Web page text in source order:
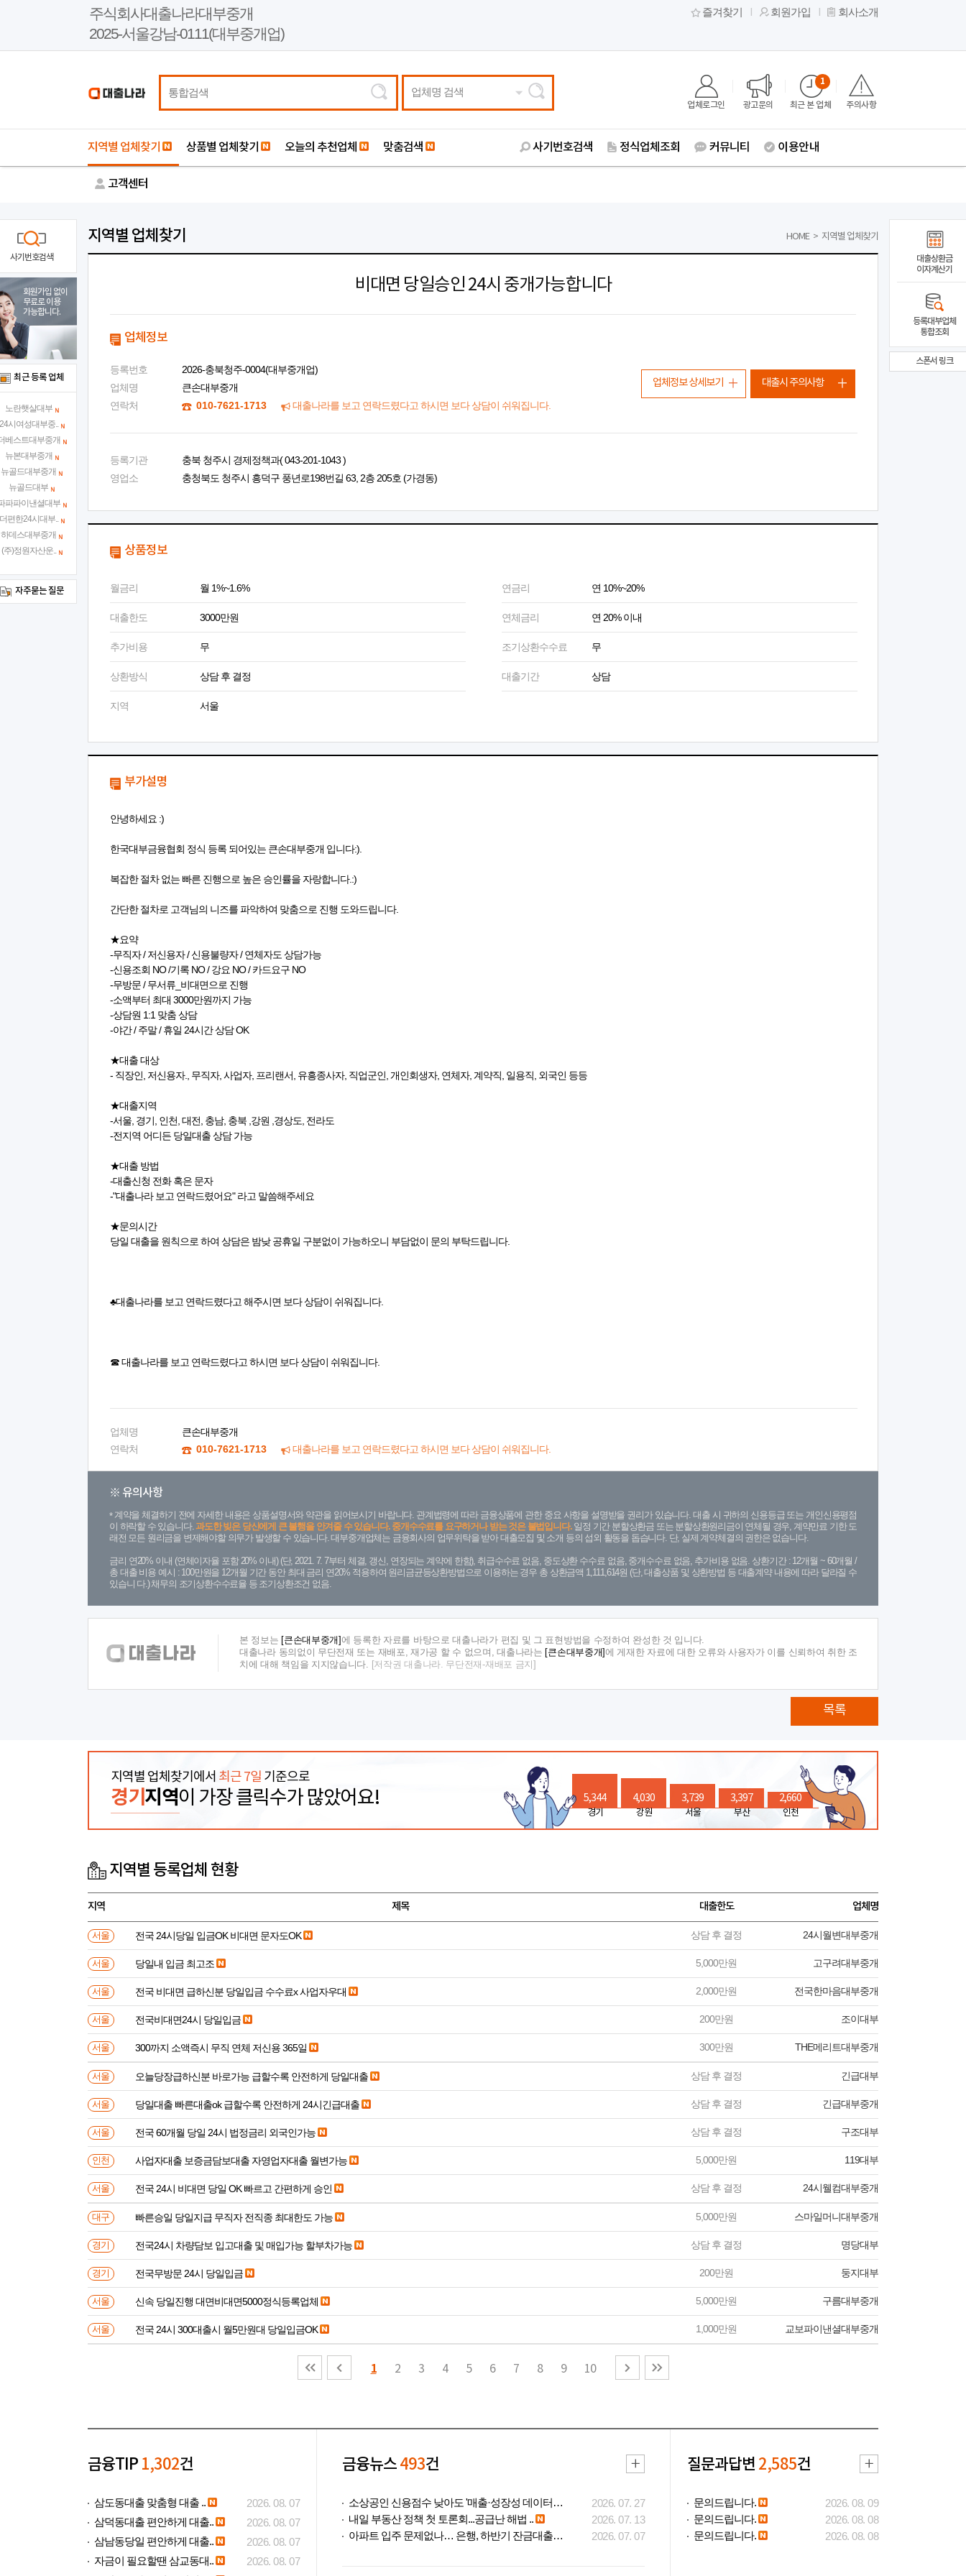
주식회사대출나라대부중개
2025-서울강남-0111(대부중개업)
즐겨찾기 회원가입 회사소개
업체명 검색
업체로그인 광고문의 최근 본 업체
1
주의사항
지역별 업체찾기 상품별 업체찾기 오늘의 추천업체 맞춤검색 사기번호검색 정식업체조회 커뮤니티 이용안내
고객센터
지역별 업체찾기 HOME > 지역별 업체찾기
비대면 당일승인 24시 중개가능합니다
업체정보
등록번호
2026-충북청주-0004(대부중개업)
업체명
큰손대부중개
연락처
010-7621-1713 대출나라를 보고 연락드렸다고 하시면 보다 상담이 쉬워집니다.
등록기관
충북 청주시 경제정책과( 043-201-1043 )
영업소
충청북도 청주시 흥덕구 풍년로198번길 63, 2층 205호 (가경동)
업체정보 상세보기 대출시 주의사항
상품정보
월금리 월 1%~1.6% 연금리 연 10%~20%
대출한도 3000만원 연체금리 연 20% 이내
추가비용 무 조기상환수수료 무
상환방식 상담 후 결정 대출기간 상담
지역 서울
부가설명
안녕하세요 :)
한국대부금융협회 정식 등록 되어있는 큰손대부중개 입니다:).
복잡한 절차 없는 빠른 진행으로 높은 승인률을 자랑합니다.:)
간단한 절차로 고객님의 니즈를 파악하여 맞춤으로 진행 도와드립니다.
★요약
-무직자 / 저신용자 / 신용불량자 / 연체자도 상담가능
-신용조회 NO /기록 NO / 강요 NO / 카드요구 NO
-무방문 / 무서류_비대면으로 진행
-소액부터 최대 3000만원까지 가능
-상담원 1:1 맞춤 상담
-야간 / 주말 / 휴일 24시간 상담 OK
★대출 대상
- 직장인, 저신용자., 무직자, 사업자, 프리랜서, 유흥종사자, 직업군인, 개인회생자, 연체자, 계약직, 일용직, 외국인 등등
★대출지역
-서울, 경기, 인천, 대전, 충남, 충북 ,강원 ,경상도, 전라도
-전지역 어디든 당일대출 상담 가능
★대출 방법
-대출신청 전화 혹은 문자
-"대출나라 보고 연락드렸어요" 라고 말씀해주세요
★문의시간
당일 대출을 원칙으로 하여 상담은 밤낮 공휴일 구분없이 가능하오니 부담없이 문의 부탁드립니다.
♣대출나라를 보고 연락드렸다고 해주시면 보다 상담이 쉬워집니다.
☎ 대출나라를 보고 연락드렸다고 하시면 보다 상담이 쉬워집니다.
업체명
큰손대부중개
연락처
010-7621-1713 대출나라를 보고 연락드렸다고 하시면 보다 상담이 쉬워집니다.
※ 유의사항
계약을 체결하기 전에 자세한 내용은 상품설명서와 약관을 읽어보시기 바랍니다. 관계법령에 따라 금융상품에 관한 중요 사항을 설명받을 권리가 있습니다. 대출 시 귀하의 신용등급 또는 개인신용평점
이 하락할 수 있습니다.과도한 빚은 당신에게 큰 불행을 안겨줄 수 있습니다. 중개수수료를 요구하거나 받는 것은 불법입니다.일정 기간 분할상환금 또는 분할상환원리금이 연체될 경우, 계약만료 기한 도
래전 모든 원리금을 변제해야할 의무가 발생할 수 있습니다. 대부중개업체는 금융회사의 업무위탁을 받아 대출모집 및 소개 등의 섭외 활동을 돕습니다. 단, 실제 계약체결의 권한은 없습니다.
금리 연20% 이내 (연체이자율 포함 20% 이내) (단, 2021. 7. 7부터 체결, 갱신, 연장되는 계약에 한함), 취급수수료 없음, 중도상환 수수료 없음, 중개수수료 없음, 추가비용 없음. 상환기간 : 12개월 ~ 60개월 /
총 대출 비용 예시 : 100만원을 12개월 기간 동안 최대 금리 연20% 적용하여 원리금균등상환방법으로 이용하는 경우 총 상환금액 1,111,614원 (단, 대출상품 및 상환방법 등 대출계약 내용에 따라 달라질 수
있습니 다.) 채무의 조기상환수수료율 등 조기상환조건 없음.
본 정보는 [큰손대부중개] 에 등록한 자료를 바탕으로 대출나라가 편집 및 그 표현방법을 수정하여 완성한 것 입니다.
대출나라 동의없이 무단전재 또는 재배포, 재가공 할 수 없으며, 대출나라는
[큰손대부중개]에 게재한 자료에 대한 오류와 사용자가 이를 신뢰하여 취한 조
치에 대해 책임을 지지않습니다.
[저작권 대출나라. 무단전재-재배포 금지]
목록
지역별 업체찾기에서 최근 7일 기준으로
경기 지역이 가장 클릭수가 많았어요! 5,344
경기
4,030
강원
3,739
서울
3,397
부산
2,660
인천
지역별 등록업체 현황
지역 제목 대출한도 업체명
서울 전국 24시당일 입금OK 비대면 문자도OK 상담 후 결정 24시월변대부중개
서울 당일내 입금 최고조 5,000만원 고구려대부중개
서울 전국 비대면 급하신분 당일입금 수수료x 사업자우대 2,000만원 전국한마음대부중개
서울 전국비대면24시 당일입금 200만원 조이대부
서울 300까지 소액즉시 무직 연체 저신용 365일 300만원 THE메리트대부중개
서울 오늘당장급하신분 바로가능 급할수록 안전하게 당일대출 상담 후 결정 긴급대부
서울 당일대출 빠른대출ok 급할수록 안전하게 24시긴급대출 상담 후 결정 긴급대부중개
서울 전국 60개월 당일 24시 법정금리 외국인가능 상담 후 결정 구조대부
인천 사업자대출 보증금담보대출 자영업자대출 월변가능 5,000만원 119대부
서울 전국 24시 비대면 당일 OK 빠르고 간편하게 승인 상담 후 결정 24시웰컴대부중개
대구 빠른승일 당일지급 무직자 전직종 최대한도 가능 5,000만원 스마일머니대부중개
경기 전국24시 차량담보 입고대출 및 매입가능 할부차가능 상담 후 결정 명당대부
경기 전국무방문 24시 당일입금 200만원 둥지대부
서울 신속 당일진행 대면비대면5000정식등록업체 5,000만원 구름대부중개
서울 전국 24시 300대출시 월5만원대 당일입금OK 1,000만원 교보파이낸셜대부중개
1 2 3 4 5 6 7 8 9 10
사기번호검색
회원가입 없이
무료로 이용
가능합니다.
최근 등록 업체
노란햇살대부
시여성대부중..
베스트대부중개
뉴본대부중개
뉴골드대부중개
뉴골드대부
파파이낸셜대부
편한24시대부..
하데스대부중개
(주)정원자산운..
자주묻는 질문
대출상환금
이자계산기
등록대부업체
통합조회
스폰서 링크
금융TIP 1,302건
삼도동대출 맞춤형 대출 ..
2026. 08. 07
삼덕동대출 편안하게 대출..
2026. 08. 07
삼남동당일 편안하게 대출..
2026. 08. 07
자금이 필요할땐 삼교동대..
2026. 08. 07
금융뉴스493건
소상공인 신용점수 낮아도 '매출·성장성 데이터..
2026. 07. 27
내일 부동산 정책 첫 토론회...공급난 해법 ..
2026. 07. 13
아파트 입주 문제없나… 은행, 하반기 잔금대출..
2026. 07. 07
질문과답변 2,585건
문의드립니다.
2026. 08. 09
문의드립니다.
2026. 08. 08
문의드립니다.
2026. 08. 08